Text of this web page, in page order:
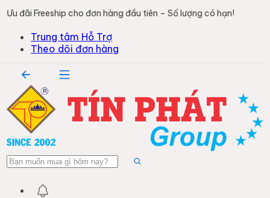
Ưu đãi Freeship cho đơn hàng đầu tiên – Số lượng có hạn!
Trung tâm Hỗ Trợ
Theo dõi đơn hàng